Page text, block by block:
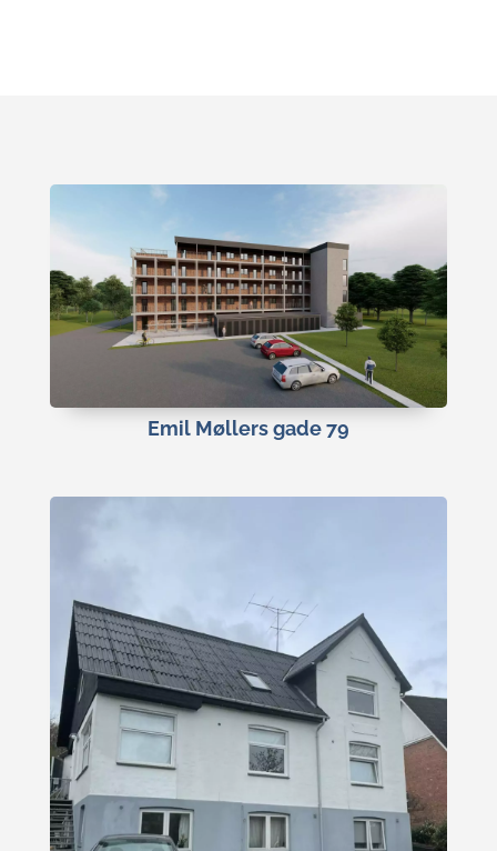
Emil Møllers gade 79